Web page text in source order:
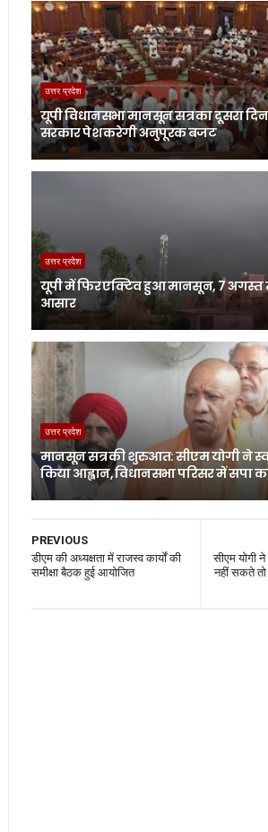
उत्तर प्रदेश
यूपी विधानसभा मानसून सत्र का दूसरा
सरकार पेश करेगी अनुपूरक बजट
उत्तर प्रदेश
यूपी में फिर एक्टिव हुआ मानसून, 7 अगस्त
आसार
उत्तर प्रदेश
मानसून सत्र की शुरुआत: सीएम योगी ने
किया आह्वान, विधानसभा परिसर में सपा का
सीएम योगी
नहीं सकते
PREVIOUS
डीएम की अध्यक्षता में राजस्व कार्यों की
समीक्षा बैठक हुई आयोजित